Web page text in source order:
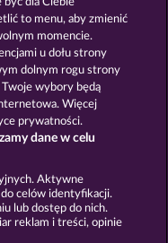
i plików
FAQ
wypłatę
to menu, aby zmienić
momencie.
u dołu strony
dolnym rogu strony
wybory będą
Więcej
prywatności.
dane w celu
Aktywne
celów identyfikacji.
lub dostęp do nich.
reklam i treści, opinie